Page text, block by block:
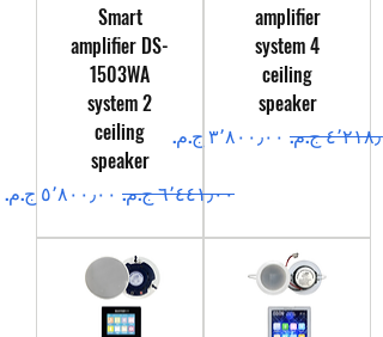
amplifier
system 4
ceiling
speaker
عادي
سعر البيع
Smart
amplifier DS-
1503WA
system 2
ceiling
speaker
سعر عادي
سعر البيع